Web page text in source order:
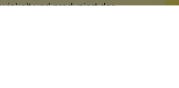
und produziert der